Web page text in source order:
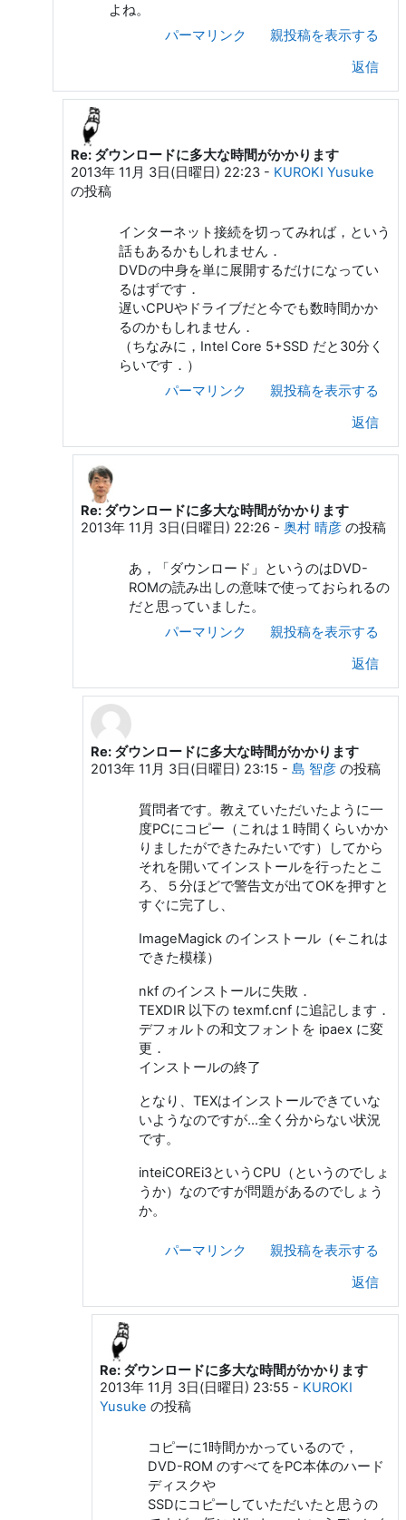
よね。
パーマリンク
親投稿を表示する
返信
奥村 晴彦 への返信
Re: ダウンロードに多大な時間がかかります
2013年 11月 3日(日曜日) 22:23 - KUROKI Yusuke
の投稿
インターネット接続を切ってみれば，という
話もあるかもしれません．
DVDの中身を単に展開するだけになってい
るはずです．
遅いCPUやドライブだと今でも数時間かか
るのかもしれません．
（ちなみに，Intel Core 5+SSD だと30分く
らいです．）
パーマリンク
親投稿を表示する
返信
KUROKI Yusuke への返信
Re: ダウンロードに多大な時間がかかります
2013年 11月 3日(日曜日) 22:26 -奥村 晴彦 の投稿
あ，「ダウンロード」というのはDVD-
ROMの読み出しの意味で使っておられるの
だと思っていました。
パーマリンク
親投稿を表示する
返信
奥村 晴彦 への返信
Re: ダウンロードに多大な時間がかかります
2013年 11月 3日(日曜日) 23:15 - 島 智彦の投稿
質問者です。教えていただいたように一
度PCにコピー（これは１時間くらいかか
りましたができたみたいです）してから
それを開いてインストールを行ったとこ
ろ、５分ほどで警告文が出てOKを押すと
すぐに完了し、
ImageMagick のインストール（←これは
できた模様）
nkf のインストールに失敗．
TEXDIR 以下の texmf.cnf に追記します．
デフォルトの和文フォントを ipaex に変
更．
インストールの終了
となり、TEXはインストールできていな
いようなのですが…全く分からない状況
です。
inteiCOREi3というCPU（というのでしょ
うか）なのですが問題があるのでしょう
か。
パーマリンク
親投稿を表示する
返信
島 智彦 への返信
Re: ダウンロードに多大な時間がかかります
2013年 11月 3日(日曜日) 23:55 - KUROKI
Yusuke の投稿
コピーに1時間かかっているので，
DVD-ROM のすべてをPC本体のハード
ディスクや
SSDにコピーしていただいたと思うの